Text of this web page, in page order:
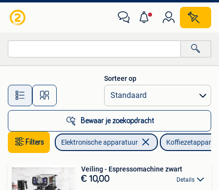
Alle afstanden…
Sorteer op
Bewaar je zoekopdracht
Filters Elektronische apparatuur
Veiling - Espressomachine zwart
€ 10,00 Details